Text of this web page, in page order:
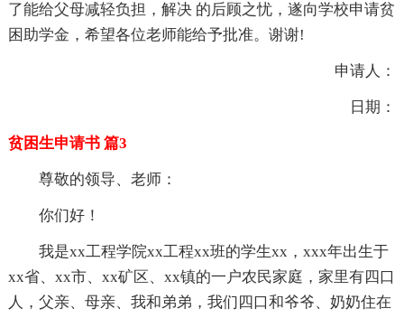
了能给父母减轻负担，解决 的后顾之忧，遂向学校申请贫
困助学金，希望各位老师能给予批准。谢谢!
申请人：
日期：
贫困生申请书 篇3
尊敬的领导、老师：
你们好！
我是xx工程学院xx工程xx班的学生xx，xxx年出生于
xx省、xx市、xx矿区、xx镇的一户农民家庭，家里有四口
人，父亲、母亲、我和弟弟，我们四口和爷爷、奶奶住在